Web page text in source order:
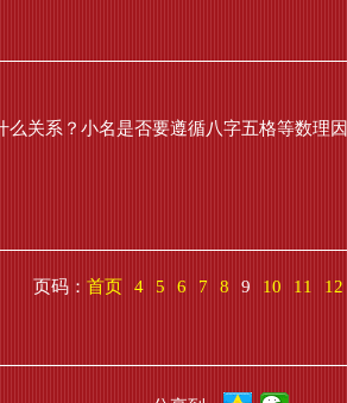
关系？小名是否要遵循八字五格等数理
页码： 首页 4 5 6 7 8 9 10 11 12